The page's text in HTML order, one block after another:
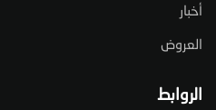
أخبار
العروض
الروابط